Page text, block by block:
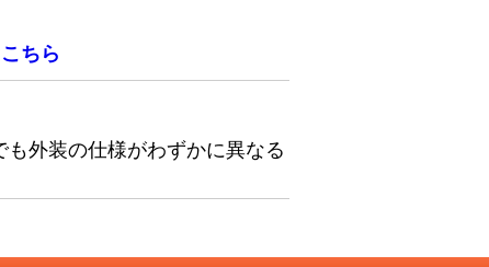
こちら
外装の仕様がわずかに異なる